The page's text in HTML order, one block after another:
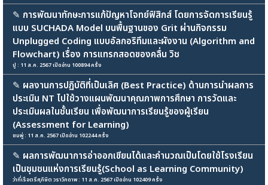
✎ การพัฒนาทักษะการแก้ปัญหาโจทย์ฟิสิกส์ โดยการจัดการเรียนรู้
แบบ SUCHADA Model บนพื้นฐานของ Grit ผ่านกิจกรรม
Unplugged Coding แบบอัลกอริทึมและผังงาน (Algorithm and
Flowchart) เรื่อง การแทรกสอดของคลื่น วิช
ปู : 11 ส.ค. 2567 เปิดอ่าน 100894 ครั้ง
✎ ผลงานการปฏิบัติที่เป็นเลิศ (Best Practice) ด้านการนำผลการ
ประเมิน NT ไปใช้วางแผนพัฒนาคุณภาพการศึกษา การวัดและ
ประเมินผลในชั้นเรียน เพื่อพัฒนาการเรียนรู้ของผู้เรียน
(Assessment for Learning)
ชมพู่ : 11 ส.ค. 2567 เปิดอ่าน 102244 ครั้ง
✎ ผลการพัฒนาการอ่าออกเขียนได้และคำนวณเป็นโดยใช้โรงเรียน
เป็นชุมชนแห่งการเรียนรู้(School as Learning Community)
ว่าที่เรือตรีศุภิษิต วราวิภดาพ : 11 ส.ค. 2567 เปิดอ่าน 102409 ครั้ง